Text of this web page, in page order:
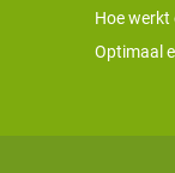
Hoe werkt
Optimaal